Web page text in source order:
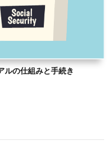
ルの仕組みと手続き